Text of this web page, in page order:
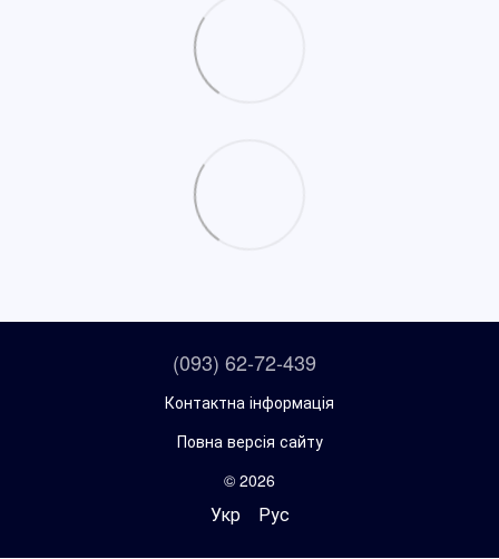
(093) 62-72-439
Контактна інформація
Повна версія сайту
© 2026
Укр Рус